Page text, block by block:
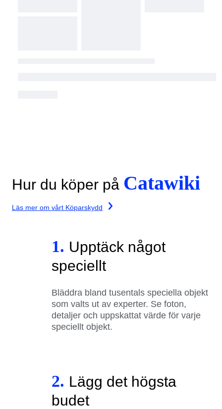
Hur du köper på Catawiki
Läs mer om vårt Köparskydd
1. Upptäck något
speciellt
Bläddra bland tusentals speciella objekt
som valts ut av experter. Se foton,
detaljer och uppskattat värde för varje
speciellt objekt.
2. Lägg det högsta
budet